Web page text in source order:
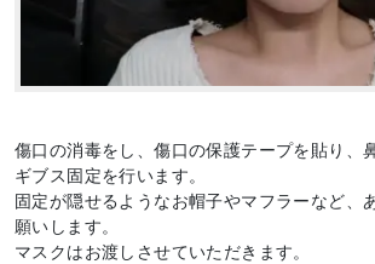
傷口の消毒をし、傷口の保護テープを貼り、
ギブス固定を行います。
固定が隠せるようなお帽子やマフラーなど、
願いします。
マスクはお渡しさせていただきます。